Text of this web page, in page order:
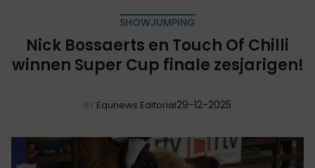
SHOWJUMPING
Nick Bossaerts en Touch Of Chilli
winnen Super Cup finale zesjarigen!
BY Equnews Editorial29-12-2025